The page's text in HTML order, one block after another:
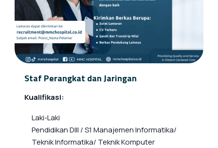
Staf Perangkat dan Jaringan
Kualifikasi:
Laki-Laki
Pendidikan DIII / S1 Manajemen Informatika/
Teknik Informatika/ Teknik Komputer